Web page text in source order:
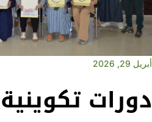
أبريل 29, 2026
دورات تكوينية